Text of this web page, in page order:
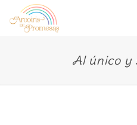
Al único y